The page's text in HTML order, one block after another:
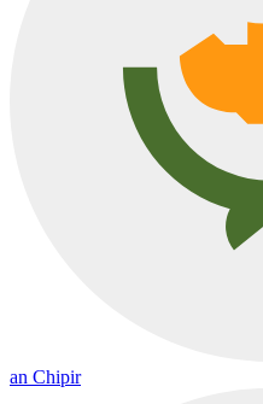
an Chipir